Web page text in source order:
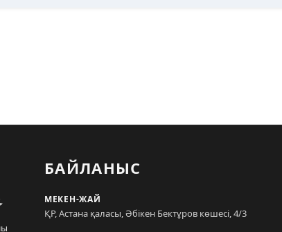
БАЙЛАНЫС
МЕКЕН-ЖАЙ
ҚР, Астана қаласы, Әбікен Бектұров көшесі, 4/3